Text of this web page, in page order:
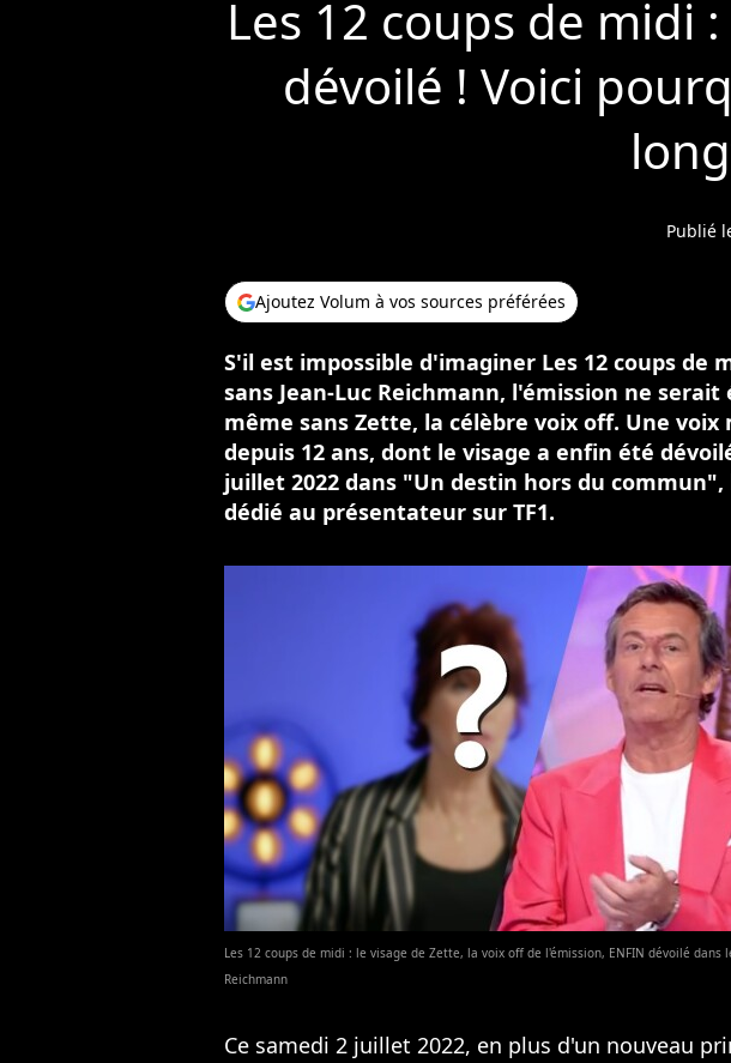
Les 12 coups de midi
dévoilé ! Voici
Publié
Ajoutez Volum à vos sources préférées
S'il est impossible d'imaginer Les 12 coups de
sans Jean-Luc Reichmann, l'émission ne
même sans Zette, la célèbre voix off. Une voix
depuis 12 ans, dont le visage a enfin été
juillet 2022 dans "Un destin hors du
dédié au présentateur sur TF1.
Les 12 coups de midi : le visage de Zette, la voix off de l'émission, ENFIN dévoilé dans
Reichmann
Ce samedi 2 juillet 2022, en plus d'un nouveau